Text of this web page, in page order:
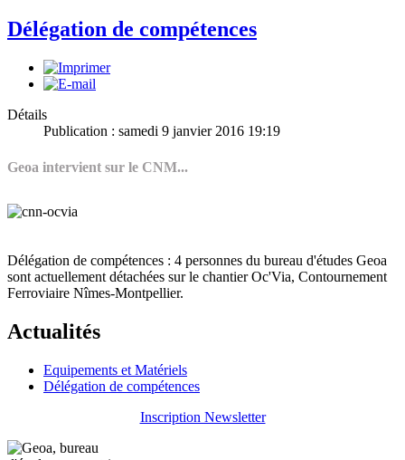
Délégation de compétences
Détails
Publication : samedi 9 janvier 2016 19:19
Geoa intervient sur le CNM...
Délégation de compétences : 4 personnes du bureau d'études Geoa
sont actuellement détachées sur le chantier Oc'Via, Contournement
Ferroviaire Nîmes-Montpellier.
Actualités
Equipements et Matériels
Délégation de compétences
Inscription Newsletter